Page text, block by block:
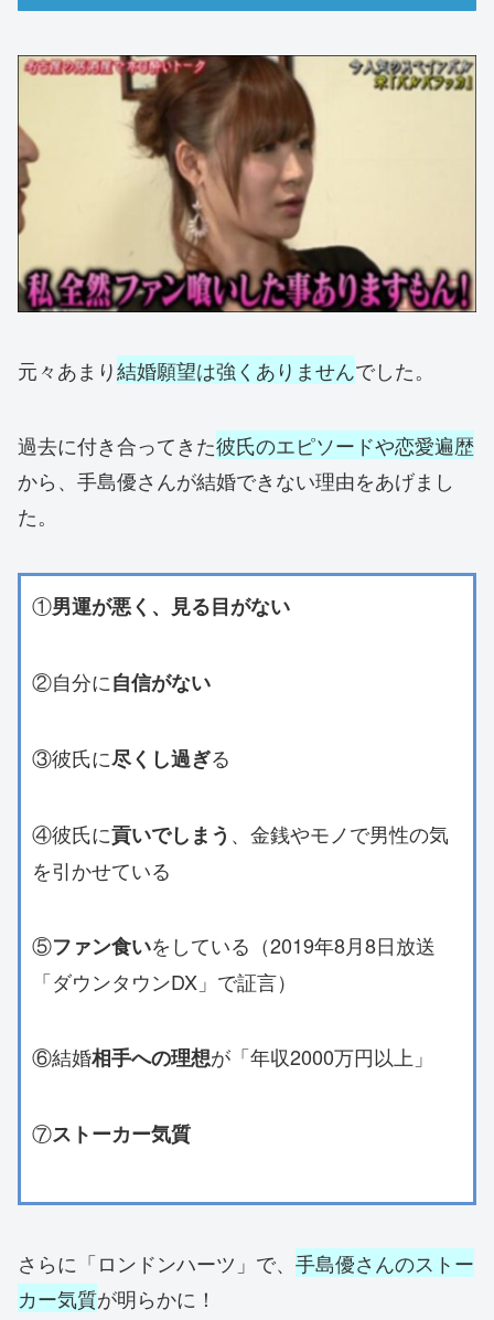
元々あまり結婚願望は強くありませんでした。
過去に付き合ってきた彼氏のエピソードや恋愛遍歴
から、手島優さんが結婚できない理由をあげまし
た。
①男運が悪く、見る目がない
②自分に自信がない
③彼氏に尽くし過ぎる
④彼氏に貢いでしまう 、金銭やモノで男性の気
を引かせている
⑤ファン食いをしている（2019年8月8日放送
「ダウンタウンDX」で証言）
⑥結婚相手への理想が「年収2000万円以上」
⑦ストーカー気質
さらに「ロンドンハーツ」で、 手島優さんのストー
カー気質が明らかに！